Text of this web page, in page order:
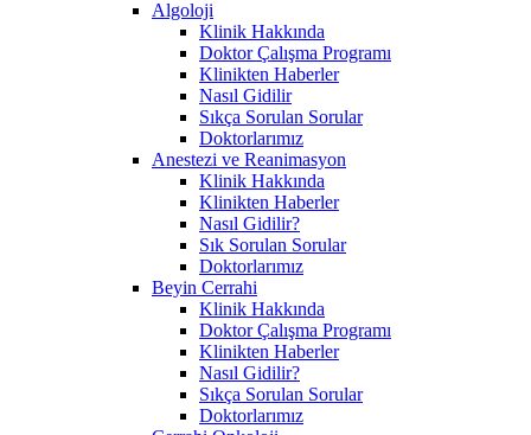
Algoloji
Klinik Hakkında
Doktor Çalışma Programı
Klinikten Haberler
Nasıl Gidilir
Sıkça Sorulan Sorular
Doktorlarımız
Anestezi ve Reanimasyon
Klinik Hakkında
Klinikten Haberler
Nasıl Gidilir?
Sık Sorulan Sorular
Doktorlarımız
Beyin Cerrahi
Klinik Hakkında
Doktor Çalışma Programı
Klinikten Haberler
Nasıl Gidilir?
Sıkça Sorulan Sorular
Doktorlarımız